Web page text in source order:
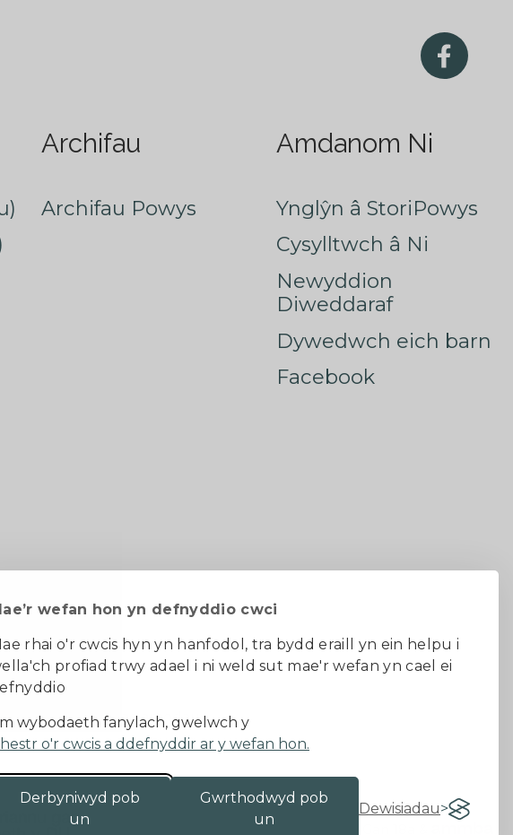
wefan hon yn defnyddio cwci
rhai o'r cwcis hyn yn hanfodol, tra bydd eraill yn ein helpu i
profiad trwy adael i ni weld sut mae'r wefan yn cael ei
wybodaeth fanylach, gwelwch y
o'r cwcis a ddefnyddir ar y wefan hon.
Derbyniwyd pob
un
Gwrthodwyd pob
un
Dewisiadau
Archifau
Archifau Powys
Amdanom Ni
Ynglŷn â StoriPowys
Cysylltwch â Ni
Newyddion
Diweddaraf
Dywedwch eich barn
Facebook
Telerau ac amodau